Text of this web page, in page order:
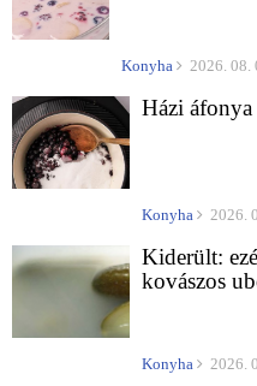
Konyha 2026. 08.
Házi
Konyha 2026.
Kiderült:
kovászos
Konyha 2026.